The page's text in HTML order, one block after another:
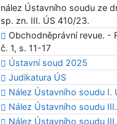
nález Ústavního soudu ze
sp. zn. III. ÚS 410/23.
Obchodněprávní revue. -
č. 1, s. 11-17
Ústavní soud 2025
Judikatura ÚS
Nález Ústavního soudu I.
Nález Ústavního soudu
Nález Ústavního soudu